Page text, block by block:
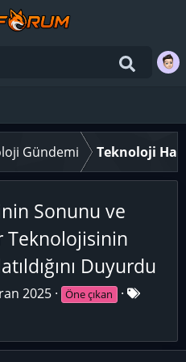
Gündemi Teknoloji
Sonunu ve
Teknolojisinin
Duyurdu
2025 Öne çıkan
E
k